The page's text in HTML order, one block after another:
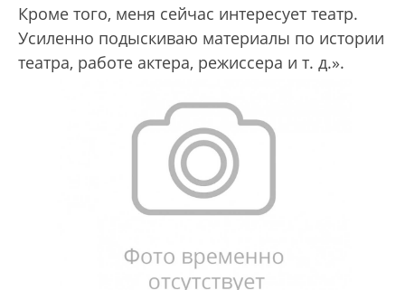
Кроме того, меня сейчас интересует театр.
Усиленно подыскиваю материалы по истории
театра, работе актера, режиссера и т. д.».